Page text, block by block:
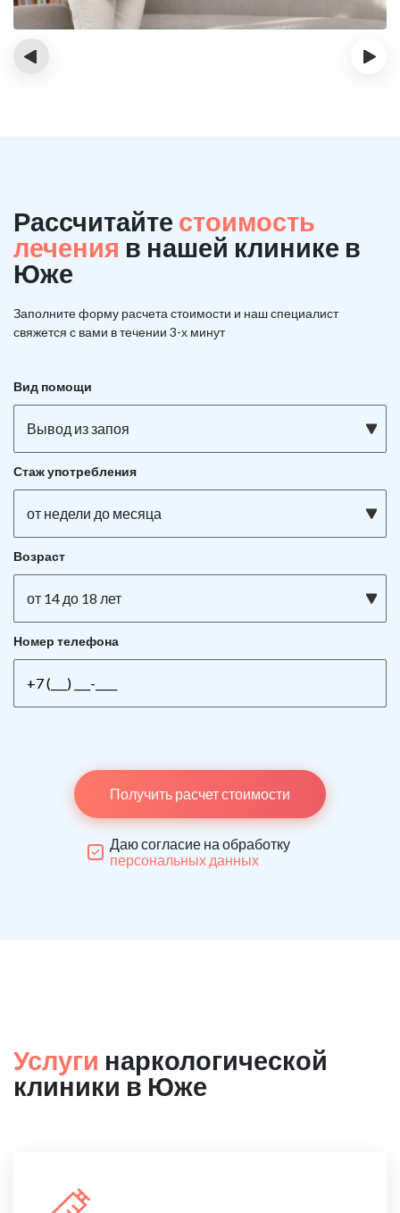
‹ ›
Рассчитайте стоимость
лечения в нашей клинике в
Юже
Заполните форму расчета стоимости и нашспециалист
свяжется с вами в течении 3-х минут
Вид помощи
Вывод из запоя
Стаж употребления
от недели до месяца
Возраст
от 14 до 18 лет
Номер телефона
Получить расчет стоимости
Даю согласие на обработку
персональных данных
Услуги наркологической
клиники в Юже